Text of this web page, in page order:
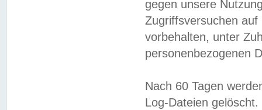
gegen unsere
Zugriffsversuchen
vorbehalten, unter
personenbezogenen
Nach 60 Tagen
Log-Dateien